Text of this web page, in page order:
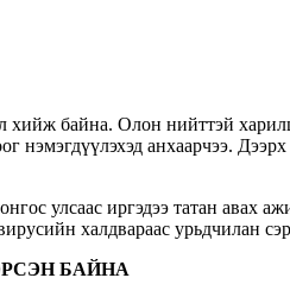
байна. Олон нийттэй
нэмэгдүүлэхэд анхаарчээ.
улсаас иргэдээ татан
халдвараас урьдчилан
БАЙНА